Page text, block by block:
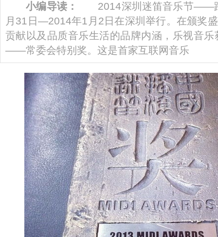
小编导读：
2014深圳迷笛音乐节——
月31日—2014年1月2日在深圳举行。在颁奖
贡献以及品质音乐生活的品牌内涵，乐视音
——常委会特别奖。这是首家互联网音乐